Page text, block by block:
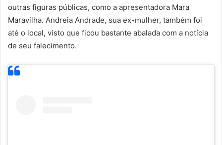
outras figuras públicas, como a apresentadora Mara
Maravilha. Andreia Andrade, sua ex-mulher, também foi
até o local, visto que ficou bastante abalada com a notícia
de seu falecimento.